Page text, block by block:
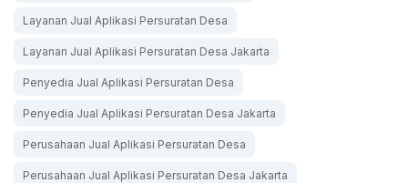
Layanan Jual Aplikasi Persuratan Desa
Layanan Jual Aplikasi Persuratan Desa Jakarta
Penyedia Jual Aplikasi Persuratan Desa
Penyedia Jual Aplikasi Persuratan Desa Jakarta
Perusahaan Jual Aplikasi Persuratan Desa
Perusahaan Jual Aplikasi Persuratan Desa Jakarta